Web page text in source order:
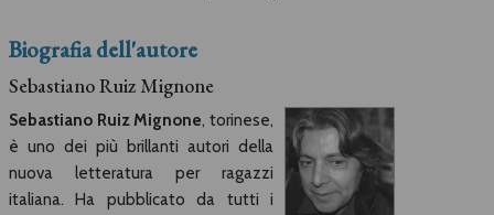
Biografia dell'autore
Sebastiano Ruiz Mignone
Sebastiano Ruiz Mignone, torinese,
è uno dei più brillanti autori della
nuova letteratura per ragazzi
italiana. Ha pubblicato da tutti i